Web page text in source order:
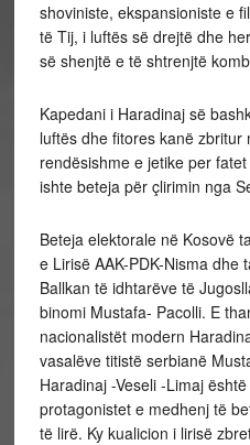
shoviniste, ekspansioniste e
të Tij, i luftës së drejtë dhe
së shenjtë e të shtrenjtë
Kapedani i Haradinaj së
luftës dhe fitores kanë
rendësishme e jetike per
ishte beteja për çlirimin nga
Beteja elektorale në Kosovë
e Lirisë AAK-PDK-Nisma
Ballkan të idhtarëve të
binomi Mustafa- Pacolli. E
nacionalistët modern
vasalëve titistë serbianë
Haradinaj -Veseli -Limaj
protagonistet e medhenj të
të lirë. Ky kualicion i lirisë